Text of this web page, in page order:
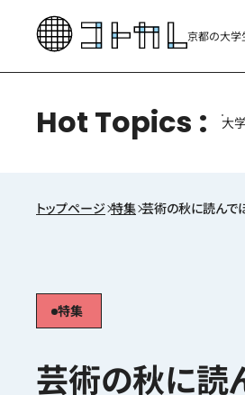
京都の大学
Hot Topics 大
トップページ 特集 芸術の秋に読んで
特集
芸術の秋に読